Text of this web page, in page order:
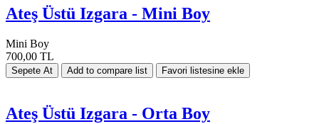
Ateş Üstü Izgara - Mini Boy
Mini Boy
700,00 TL
Ateş Üstü Izgara - Orta Boy